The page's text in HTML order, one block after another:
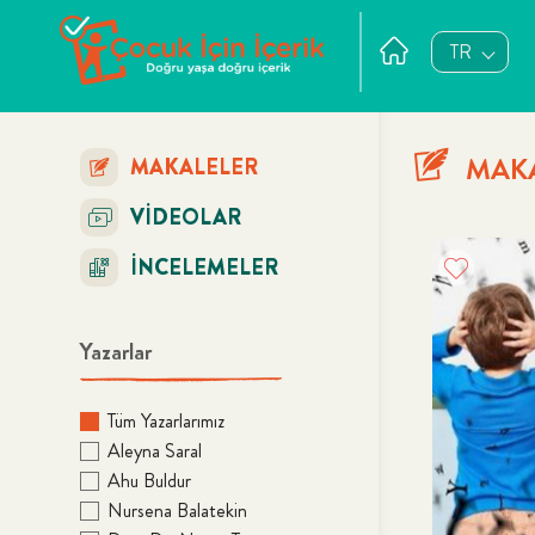
TR
MAKALELER
VİDEOLAR
İNCELEMELER
Yazarlar
Tüm Yazarlarımız
Aleyna Saral
Ahu Buldur
Nursena Balatekin